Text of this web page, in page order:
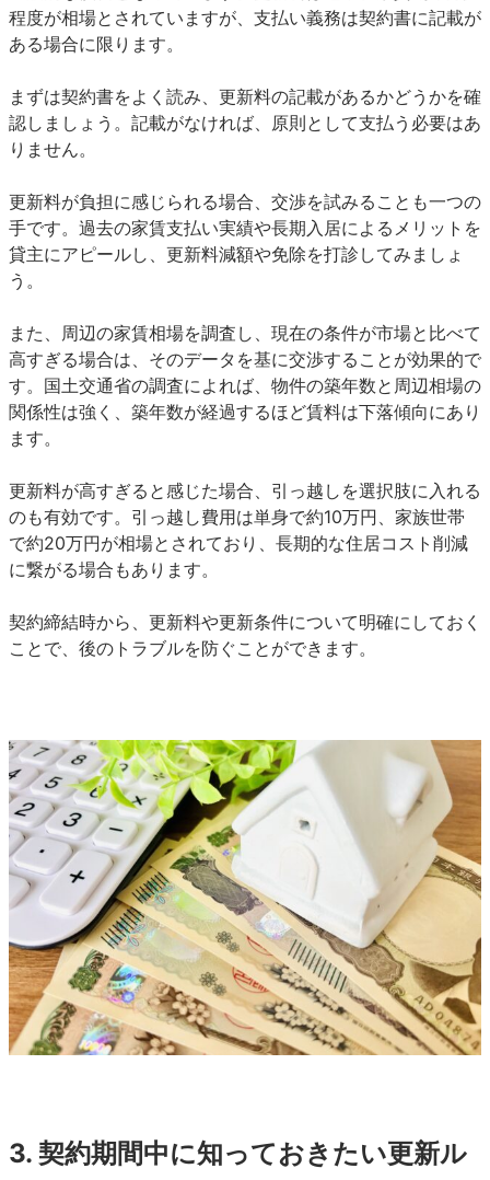
程度が相場とされていますが、支払い義務は契約書に記載が
ある場合に限ります。
まずは契約書をよく読み、更新料の記載があるかどうかを確
認しましょう。記載がなければ、原則として支払う必要はあ
りません。
更新料が負担に感じられる場合、交渉を試みることも一つの
手です。過去の家賃支払い実績や長期入居によるメリットを
貸主にアピールし、更新料減額や免除を打診してみましょ
う。
また、周辺の家賃相場を調査し、現在の条件が市場と比べて
高すぎる場合は、そのデータを基に交渉することが効果的で
す。国土交通省の調査によれば、物件の築年数と周辺相場の
関係性は強く、築年数が経過するほど賃料は下落傾向にあり
ます。
更新料が高すぎると感じた場合、引っ越しを選択肢に入れる
のも有効です。引っ越し費用は単身で約10万円、家族世帯
で約20万円が相場とされており、長期的な住居コスト削減
に繋がる場合もあります。
契約締結時から、更新料や更新条件について明確にしておく
ことで、後のトラブルを防ぐことができます。
3. 契約期間中に知っておきたい更新ル